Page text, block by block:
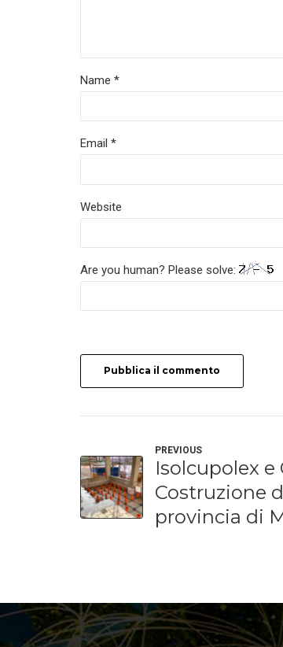
Name *
Email *
Website
Are you human? Please solve:
Pubblica il commento
PREVIOUS
Isolcupolex e
Costruzione
provincia di